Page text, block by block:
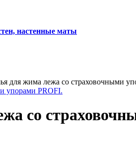
настенные маты
для жима лежа со страховочными
со